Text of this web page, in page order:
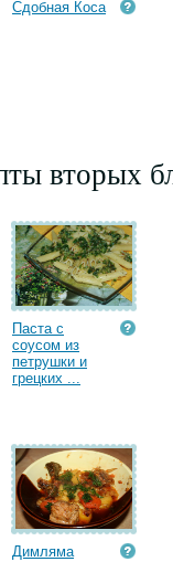
Сдобная Коса
вторых
Паста с
соусом из
петрушки и
грецких ...
Димляма